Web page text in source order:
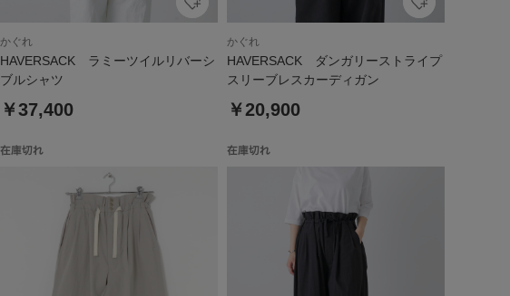
かぐれ
HAVERSACK ラミーツイルリバーシ
ブルシャツ
￥37,400
かぐれ
HAVERSACK ダンガリーストライプ
スリーブレスカーディガン
￥20,900